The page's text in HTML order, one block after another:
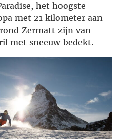
het hoogste
met 21 kilometer aan
Zermatt zijn van
met sneeuw bedekt.